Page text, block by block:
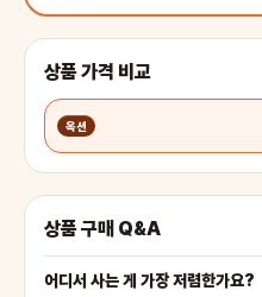
상품 가격 비교
옥션
상품 구매 Q&A
어디서 사는 게 가장 저렴한가요?